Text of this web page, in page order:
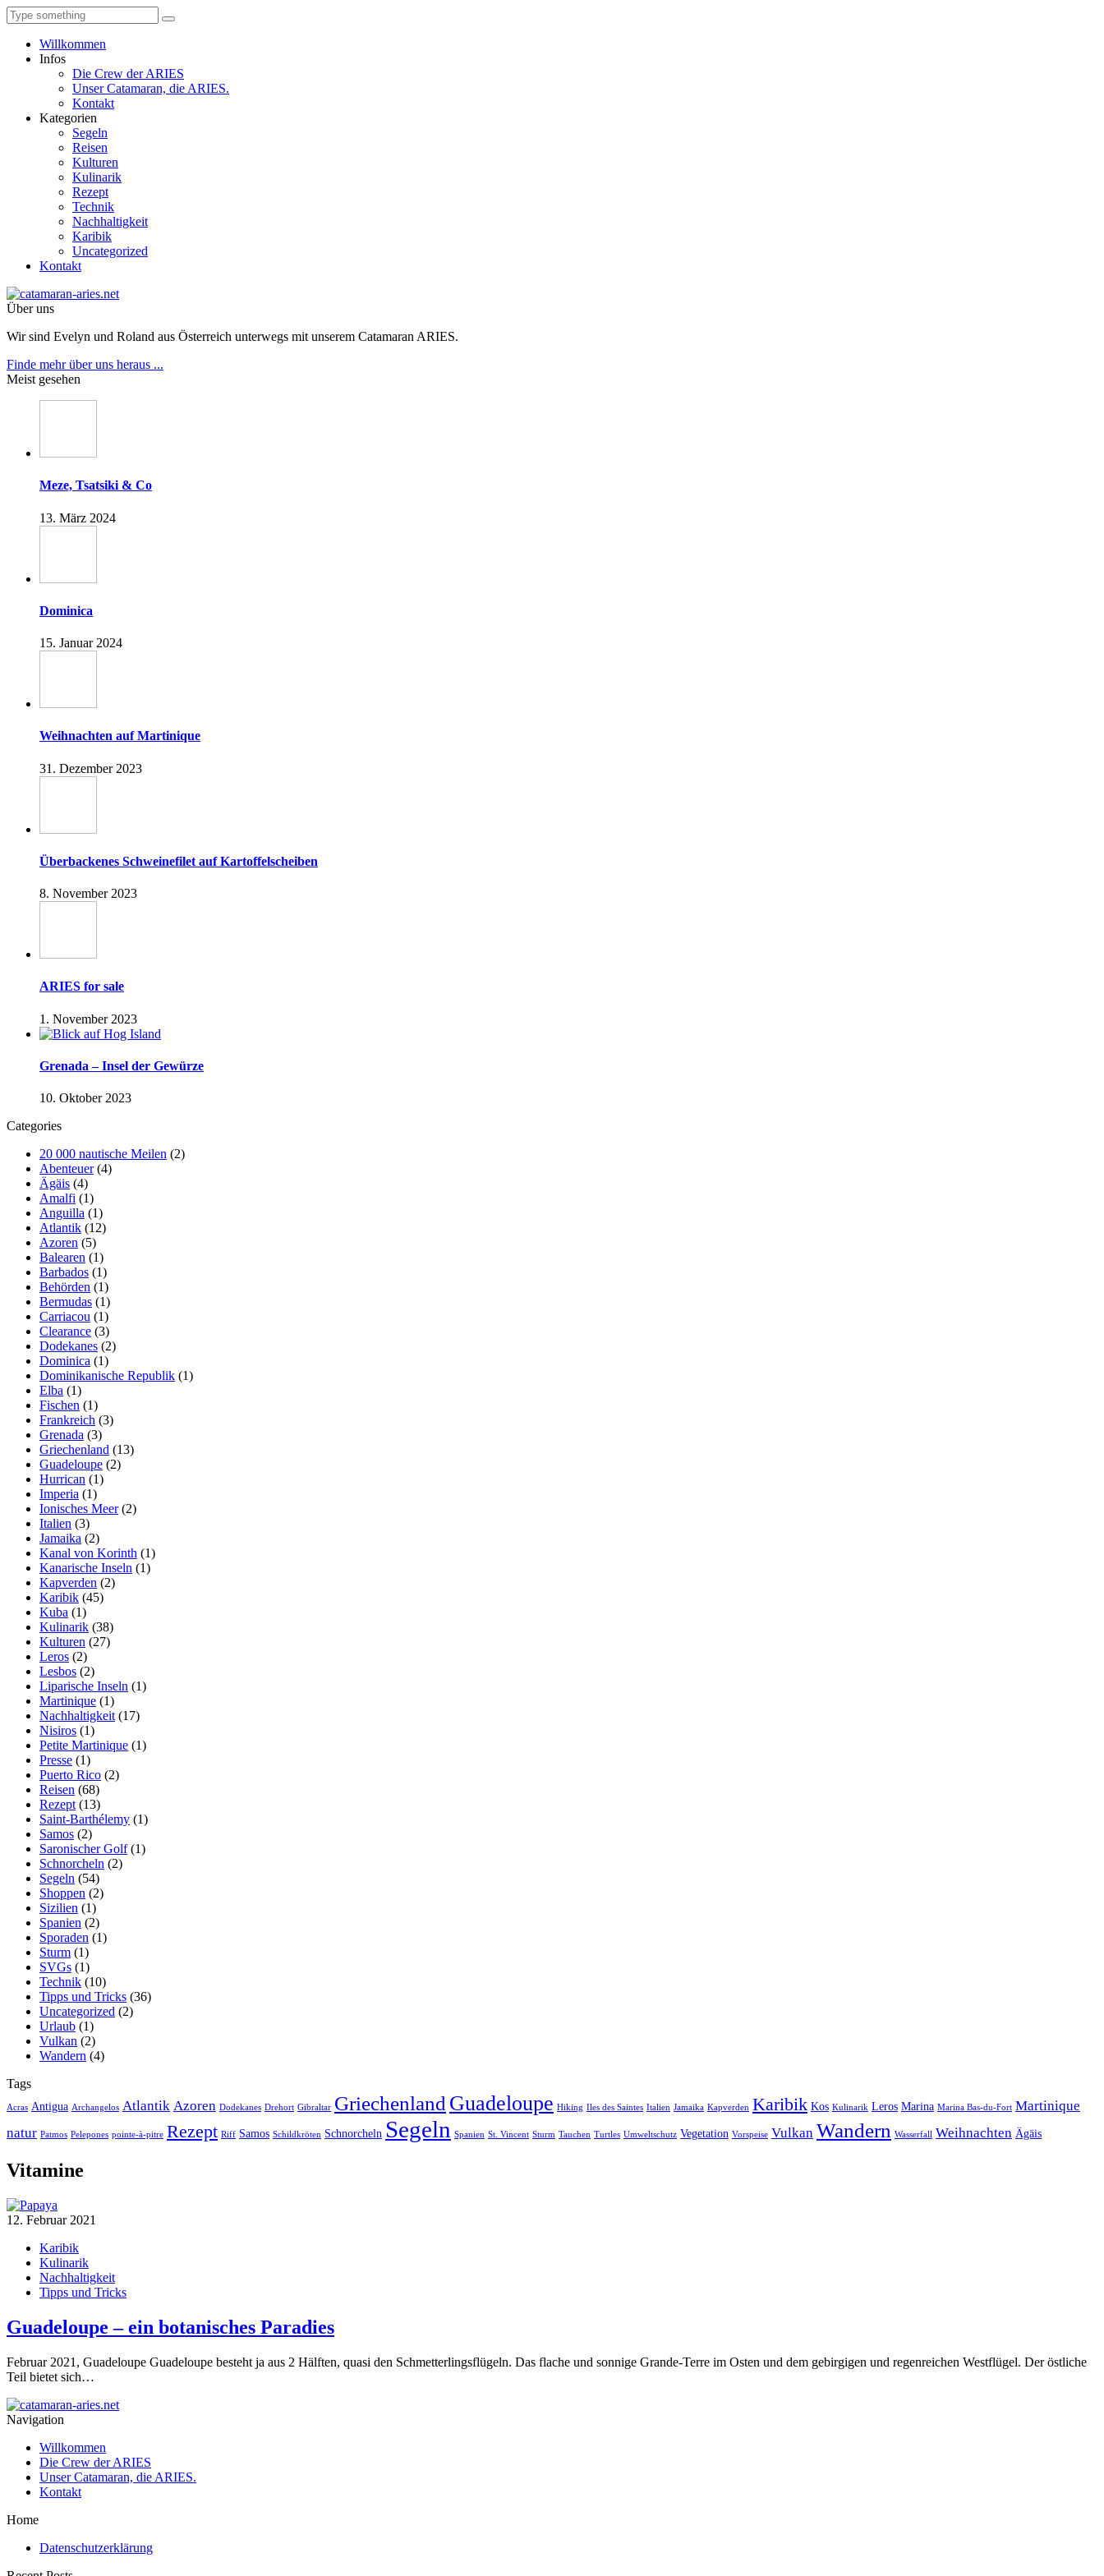
Willkommen
Infos
Die Crew der ARIES
Unser Catamaran, die ARIES.
Kontakt
Kategorien
Segeln
Reisen
Kulturen
Kulinarik
Rezept
Technik
Nachhaltigkeit
Karibik
Uncategorized
Kontakt
Über uns
Wir sind Evelyn und Roland aus Österreich unterwegs mit unserem Catamaran ARIES.
Finde mehr über uns heraus ...
Meist gesehen
Meze, Tsatsiki & Co
13. März 2024
Dominica
15. Januar 2024
Weihnachten auf Martinique
31. Dezember 2023
Überbackenes Schweinefilet auf Kartoffelscheiben
8. November 2023
ARIES for sale
1. November 2023
Grenada – Insel der Gewürze
10. Oktober 2023
Categories
20 000 nautische Meilen (2)
Abenteuer(4)
Ägäis (4)
Amalfi (1)
Anguilla (1)
Atlantik (12)
Azoren (5)
Balearen (1)
Barbados (1)
Behörden (1)
Bermudas (1)
Carriacou (1)
Clearance (3)
Dodekanes (2)
Dominica (1)
Dominikanische Republik (1)
Elba (1)
Fischen (1)
Frankreich (3)
Grenada (3)
Griechenland (13)
Guadeloupe (2)
Hurrican (1)
Imperia (1)
Ionisches Meer(2)
Italien (3)
Jamaika (2)
Kanal von Korinth (1)
Kanarische Inseln (1)
Kapverden (2)
Karibik (45)
Kuba (1)
Kulinarik (38)
Kulturen (27)
Leros (2)
Lesbos (2)
Liparische Inseln (1)
Martinique (1)
Nachhaltigkeit (17)
Nisiros (1)
Petite Martinique (1)
Presse (1)
Puerto Rico (2)
Reisen (68)
Rezept (13)
Saint-Barthélemy (1)
Samos (2)
Saronischer Golf(1)
Schnorcheln (2)
Segeln (54)
Shoppen (2)
Sizilien (1)
Spanien (2)
Sporaden (1)
Sturm (1)
SVGs (1)
Technik (10)
Tipps und Tricks (36)
Uncategorized (2)
Urlaub (1)
Vulkan (2)
Wandern (4)
Tags
Acras Antigua Archangelos Atlantik Azoren Dodekanes Drehort Gibraltar Griechenland Guadeloupe Hiking Iles des Saintes Italien Jamaika Kapverden Karibik Kos Kulinarik Leros Marina Marina Bas-du-Fort Martinique
natur Patmos Pelepones pointe-à-pitre Rezept Riff Samos Schildkröten Schnorcheln Segeln Spanien St. Vincent Sturm Tauchen Turtles Umweltschutz Vegetation Vorspeise Vulkan Wandern Wasserfall Weihnachten Ägäis
Vitamine
12. Februar 2021
Karibik
Kulinarik
Nachhaltigkeit
Tipps und Tricks
Guadeloupe – ein botanisches Paradies
Februar 2021, Guadeloupe Guadeloupe besteht ja aus 2 Hälften, quasi den Schmetterlingsflügeln. Das flache und sonnige Grande-Terre im Osten und dem gebirgigen und regenreichen Westflügel. Der östliche
Teil bietet sich…
Navigation
Willkommen
Die Crew der ARIES
Unser Catamaran, die ARIES.
Kontakt
Home
Datenschutzerklärung